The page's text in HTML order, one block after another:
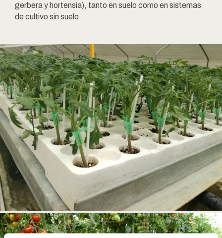
gerbera y hortensia), tanto en suelo como en sistemas
de cultivo sin suelo.